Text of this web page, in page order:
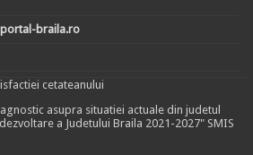
braila.ro
cetateanului
asupra situatiei actuale din judetul
a Judetului Braila 2021-2027" SMIS